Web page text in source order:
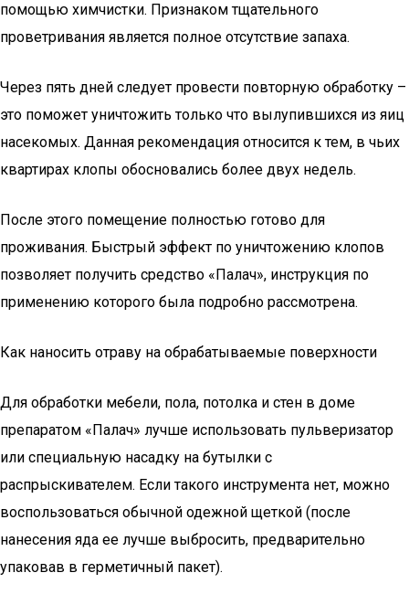
помощью химчистки. Признаком тщательного
проветривания является полное отсутствие запаха.
Через пять дней следует провести повторную обработку –
это поможет уничтожить только что вылупившихся из яиц
насекомых. Данная рекомендация относится к тем, в чьих
квартирах клопы обосновались более двух недель.
После этого помещение полностью готово для
проживания. Быстрый эффект по уничтожению клопов
позволяет получить средство «Палач», инструкция по
применению которого была подробно рассмотрена.
Как наносить отраву на обрабатываемые поверхности
Для обработки мебели, пола, потолка и стен в доме
препаратом «Палач» лучше использовать пульверизатор
или специальную насадку на бутылки с
распрыскивателем. Если такого инструмента нет, можно
воспользоваться обычной одежной щеткой (после
нанесения яда ее лучше выбросить, предварительно
упаковав в герметичный пакет).